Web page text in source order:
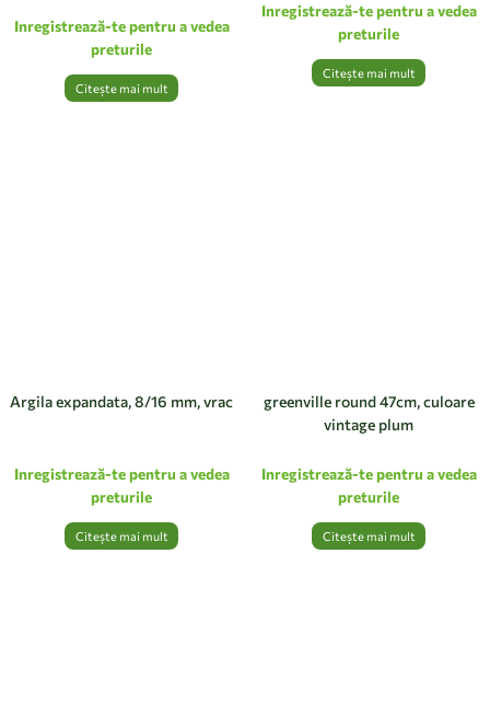
Inregistrează-te pentru a vedea
preturile
Citește mai mult
Inregistrează-te pentru a vedea
preturile
Citește mai mult
Argila expandata, 8/16 mm, vrac
Inregistrează-te pentru a vedea
preturile
Citește mai mult
greenville round 47cm, culoare
vintage plum
Inregistrează-te pentru a vedea
preturile
Citește mai mult